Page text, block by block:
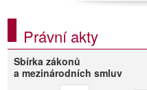
Právní akty
Sbírka zákonů
a mezinárodních smluv